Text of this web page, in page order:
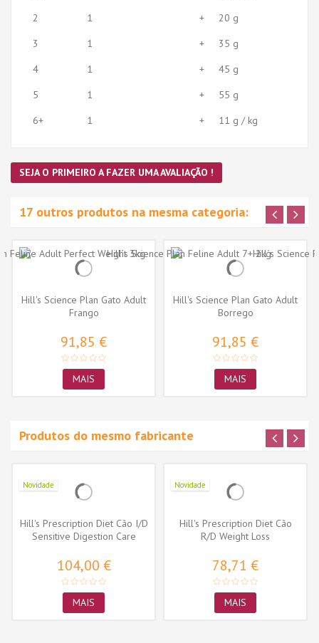
2
1 +
20 g
3
1 +
35 g
4
1 +
45 g
5
1 +
55 g
6+
1 + 11 g / kg
SEJA O PRIMEIRO A FAZER UMA AVALIAÇÃO !
17 outros produtos na mesma categoria:
Hill's Science Plan Gato Adult
Frango
91,85 €
MAIS
Hill's Science Plan Gato Adult
Borrego
91,85 €
MAIS
Produtos do mesmo fabricante
Novidade
Hill's Prescription Diet Cão I/D
Sensitive Digestion Care
104,00 €
MAIS
Novidade
Hill's Prescription Diet Cão
R/D Weight Loss
78,71 €
MAIS